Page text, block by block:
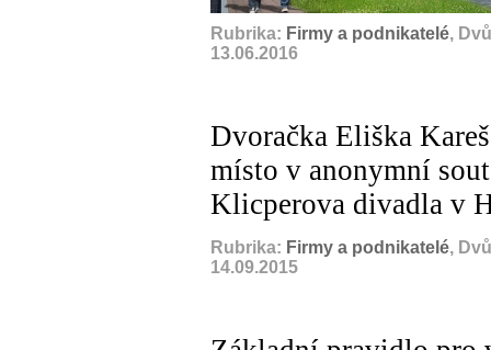
Rubrika: Firmy a podnikatelé,
13.06.2016
Dvoračka Eliška
místo v anonymní
Klicperova divadla v
Rubrika: Firmy a podnikatelé,
14.09.2015